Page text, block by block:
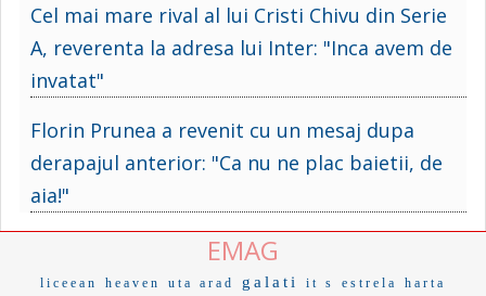
Cel mai mare rival al lui Cristi Chivu din Serie
A, reverenta la adresa lui Inter: "Inca avem de
invatat"
Florin Prunea a revenit cu un mesaj dupa
derapajul anterior: "Ca nu ne plac baietii, de
aia!"
EMAG
liceean heaven uta arad galati it s estrela harta